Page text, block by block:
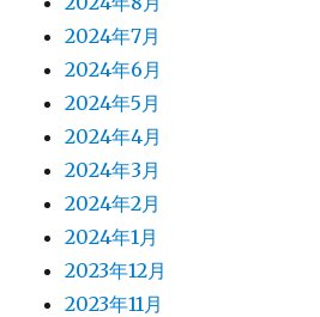
2024年7月
2024年6月
2024年5月
2024年4月
2024年3月
2024年2月
2024年1月
2023年12月
2023年11月